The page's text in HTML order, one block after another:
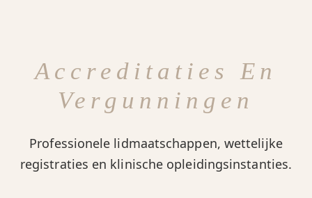
Accreditaties En
Vergunningen
Professionele lidmaatschappen, wettelijke
registraties en klinische opleidingsinstanties.